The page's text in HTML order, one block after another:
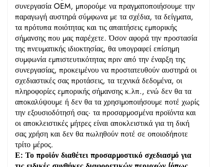
συνεργασία OEM, μπορούμε να πραγματοποιήσουμε την
παραγωγή αυστηρά σύμφωνα με τα σχέδια, τα δείγματα,
τα πρότυπα ποιότητας και τις απαιτήσεις εμπορικής
σήμανσης που μας παρέχετε. Όσον αφορά την προστασία
της πνευματικής ιδιοκτησίας, θα υπογραφεί επίσημη
συμφωνία εμπιστευτικότητας πριν από την έναρξη της
συνεργασίας, προκειμένου να προστατευθούν αυστηρά οι
σχεδιαστικές σας προτάσεις, τα τεχνικά δεδομένα, οι
πληροφορίες εμπορικής σήμανσης κ.λπ., ενώ δεν θα τα
αποκαλύψουμε ή δεν θα τα χρησιμοποιήσουμε ποτέ χωρίς
την εξουσιοδότησή σας· τα προσαρμοσμένα προϊόντα και
οι αποκλειστικές μήτρες είναι αποκλειστικά για τη δική
σας χρήση και δεν θα πωληθούν ποτέ σε οποιοδήποτε
τρίτο μέρος.
Ε: Το προϊόν διαθέτει προσαρμοστικό σχεδιασμό για